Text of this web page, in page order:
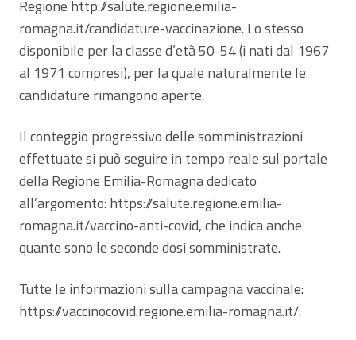
Regione http://salute.regione.emilia-
romagna.it/candidature-vaccinazione. Lo stesso
disponibile per la classe d’età 50-54 (i nati dal 1967
al 1971 compresi), per la quale naturalmente le
candidature rimangono aperte.
Il conteggio progressivo delle somministrazioni
effettuate si può seguire in tempo reale sul portale
della Regione Emilia-Romagna dedicato
all’argomento: https://salute.regione.emilia-
romagna.it/vaccino-anti-covid, che indica anche
quante sono le seconde dosi somministrate.
Tutte le informazioni sulla campagna vaccinale:
https://vaccinocovid.regione.emilia-romagna.it/.